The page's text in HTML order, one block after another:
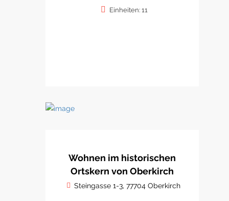
Einheiten: 11
Wohnen im historischen
Ortskern von Oberkirch
Steingasse 1-3, 77704 Oberkirch